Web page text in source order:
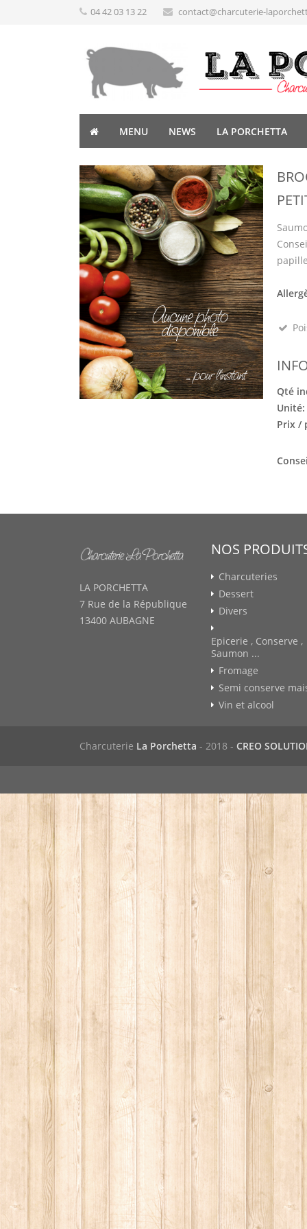
04 42 03 13 22 contact@charcuterie-
MENU NEWS LA PORCHETTA
Qté
Unité:
Prix /
LA PORCHETTA
7 Rue de la République
13400 AUBAGNE
NOS
Charcuteries
Dessert
Divers
Epicerie , Conserve ,
Saumon ...
Fromage
Semi conserve
Vin et alcool
Charcuterie La Porchetta - 2018 - CREO